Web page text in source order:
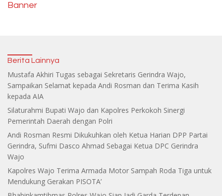
Banner
Berita Lainnya
Mustafa Akhiri Tugas sebagai Sekretaris Gerindra Wajo,
Sampaikan Selamat kepada Andi Rosman dan Terima Kasih
kepada AIA
Silaturahmi Bupati Wajo dan Kapolres Perkokoh Sinergi
Pemerintah Daerah dengan Polri
Andi Rosman Resmi Dikukuhkan oleh Ketua Harian DPP Partai
Gerindra, Sufmi Dasco Ahmad Sebagai Ketua DPC Gerindra
Wajo
Kapolres Wajo Terima Armada Motor Sampah Roda Tiga untuk
Mendukung Gerakan PISOTA’